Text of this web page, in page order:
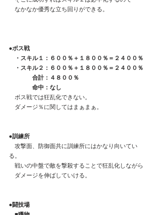
なかなか優秀な立ち回りができる。
●ボス戦
・スキル１：６００％＋１８００％＝２４００％
・スキル２： ６００％＋１８００％＝２４００％
合計：４８００％
命中：なし
ボス戦では狂乱化できない。
ダメージ％に関してはまぁまぁ。
●訓練所
攻撃面、防御面共に訓練所にはかなり向いてい
る。
戦いの中盤で敵を撃殺することで狂乱化しながら
ダメージを伸ばしていける。
●闘技場